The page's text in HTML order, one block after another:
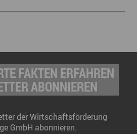
FAKTEN ERFAHREN
ABONNIEREN
der Wirtschaftsförderung
GmbH abonnieren.